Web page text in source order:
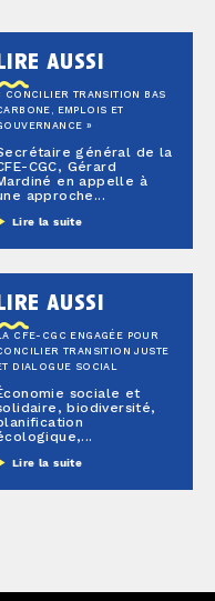
aussi
CONCILIER TRANSITION BAS
EMPLOIS ET
»
général de la
CGC, Gérard
en appelle à
approche...
Lire la suite
aussi
CFE-CGC ENGAGÉE POUR
TRANSITION JUSTE
DIALOGUE SOCIAL
sociale et
biodiversité,
Lire la suite